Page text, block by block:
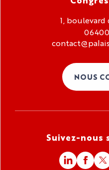
1,
NOUS
Suivez-nous